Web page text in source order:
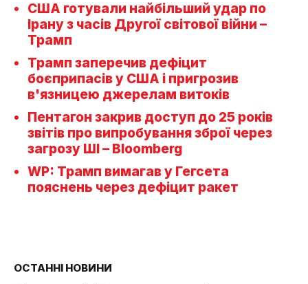
США готували найбільший удар по
Ірану з часів Другої світової війни –
Трамп
Трамп заперечив дефіцит
боєприпасів у США і пригрозив
в'язницею джерелам витоків
Пентагон закрив доступ до 25 років
звітів про випробування зброї через
загрозу ШІ – Bloomberg
WP: Трамп вимагав у Гегсета
пояснень через дефіцит ракет
ОСТАННІ НОВИНИ